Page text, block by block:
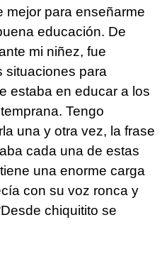
mejor para enseñarme
educación. De
mi niñez, fue
situaciones para
estaba en educar a los
Tengo
una y otra vez, la frase
cada una de estas
una enorme carga
con su voz ronca y
chiquitito se